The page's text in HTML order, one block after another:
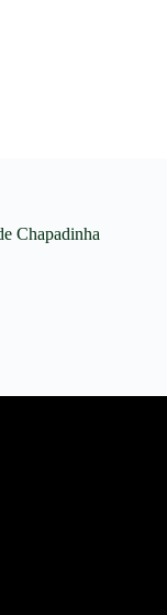
Chapadinha